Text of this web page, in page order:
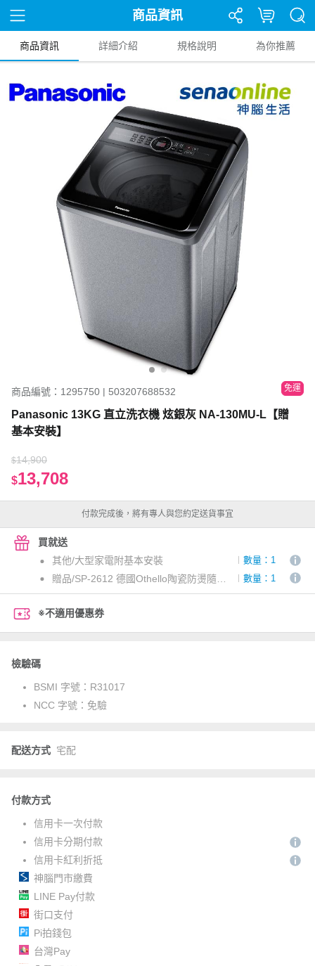
商品資訊
商品資訊 詳細介紹 規格說明 為你推薦
商品編號：1295750 | 503207688532 免運
Panasonic 13KG 直立洗衣機 炫銀灰 NA-130MU-L【贈
基本安裝】
$14,900
$13,708
付款完成後，將有專人與您約定送貨事宜
買就送
其他/大型家電附基本安裝
數量：1
數量：1
※不適用優惠券
檢驗碼
BSMI 字號： R31017
NCC 字號： 免驗
配送方式 宅配
付款方式
信用卡一次付款
信用卡分期付款
信用卡紅利折抵
神腦門市繳費
LINE Pay付款
街口支付
Pi拍錢包
台灣Pay